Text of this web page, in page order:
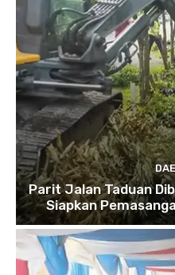
Parit Jalan Taduan
Siapkan